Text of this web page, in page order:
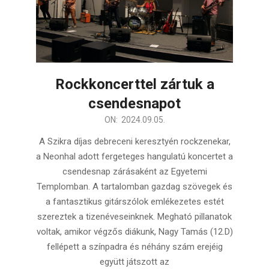
Rockkoncerttel zártuk a
csendesnapot
ON: 2024.09.05.
A Szikra díjas debreceni keresztyén rockzenekar,
a Neonhal adott fergeteges hangulatú koncertet a
csendesnap zárásaként az Egyetemi
Templomban. A tartalomban gazdag szövegek és
a fantasztikus gitárszólok emlékezetes estét
szereztek a tizenéveseinknek. Megható pillanatok
voltak, amikor végzős diákunk, Nagy Tamás (12.D)
fellépett a színpadra és néhány szám erejéig
együtt játszott az